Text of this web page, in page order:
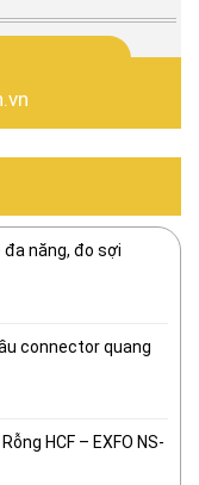
đa năng, đo sợi
connector quang
HCF – EXFO NS-